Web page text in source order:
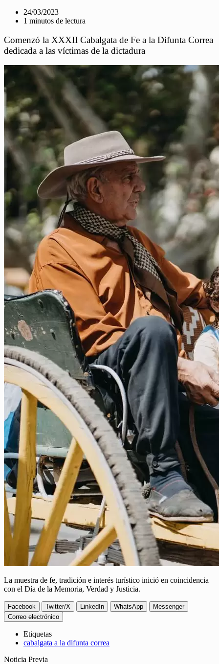
24/03/2023
1 minutos de lectura
Comenzó la XXXII Cabalgata de Fe a la Difunta Correa
dedicada a las víctimas de la dictadura
La muestra de fe, tradición e interés turístico inició en coincidencia
con el Día de la Memoria, Verdad y Justicia.
Facebook Twitter/X LinkedIn WhatsApp
Messenger
Correo electrónico
Etiquetas
cabalgata a la difunta correa
Noticia Previa